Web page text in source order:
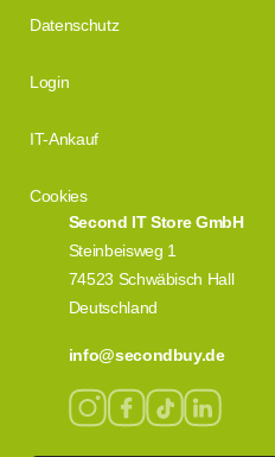
Second IT Store GmbH
Steinbeisweg 1
74523 Schwäbisch Hall
Deutschland
info@secondbuy.de
Datenschutz
Login
IT-Ankauf
Cookies